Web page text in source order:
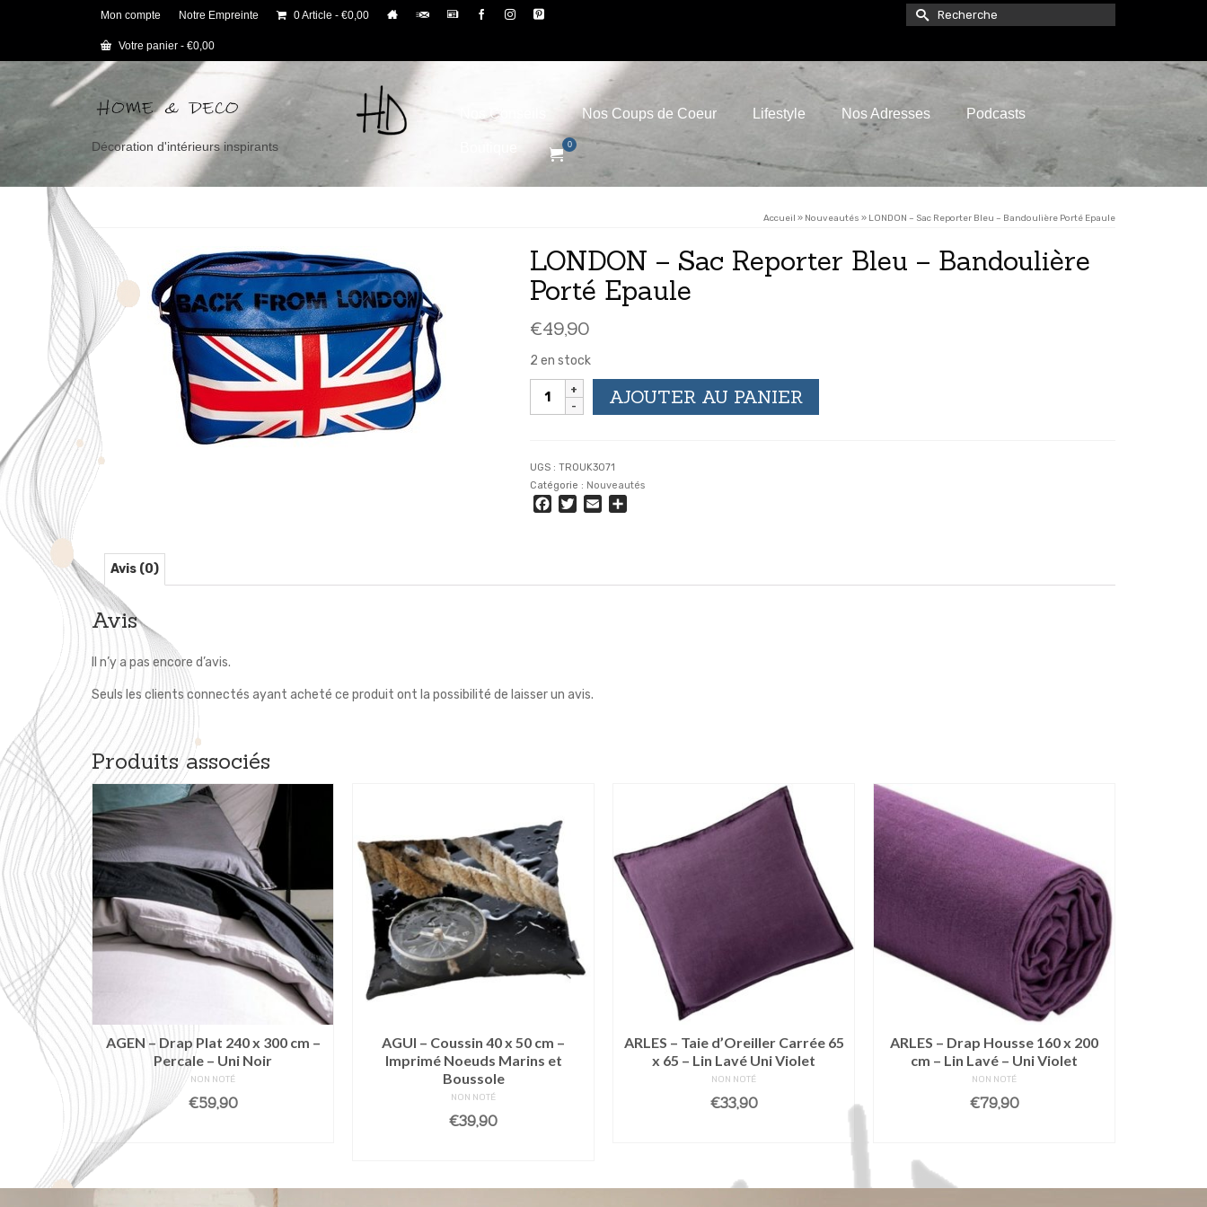
Mon compte Notre Empreinte 0 Article €0,00
Votre panier - €0,00
Rechercher :
Décoration d'intérieurs inspirants
Nos Conseils Nos Coups de Coeur Lifestyle Nos Adresses Podcasts
0
Accueil » Nouveautés » LONDON – Sac Reporter Bleu – Bandoulière Porté Epaule
LONDON – Sac Reporter Bleu – Bandoulière
Porté Epaule
€49,90
2 en stock
quantité
Bleu
-
AJOUTER AU PANIER
UGS : TROUK3071
Catégorie : Nouveautés
Facebook
Twitter
Email
Avis (0)
Avis
Il n’y a pas encore d’avis.
Seuls les clients connectés ayant acheté ce produit ont la possibilité de laisser un avis.
Produits associés
coussin
AGEN – Drap Plat 240 x 300 cm –
Percale – Uni Noir
NON NOTÉ
€59,90
AJOUTER AU PANIER
AGUI – Coussin 40 x 50 cm –
Imprimé Noeuds Marins et
Boussole
NON NOTÉ
€39,90
ARLES – Taie d’Oreiller Carrée 65
x 65 – Lin Lavé Uni Violet
NON NOTÉ
€33,90
ARLES – Drap Housse 160 x 200
cm – Lin Lavé – Uni Violet
NON NOTÉ
€79,90